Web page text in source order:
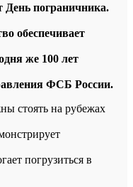
День пограничника.
обеспечивает
же 100 лет
ФСБ России.
стоять на рубежах
погрузиться в